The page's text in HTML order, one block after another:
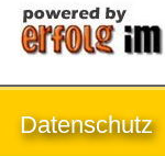
Datenschutz